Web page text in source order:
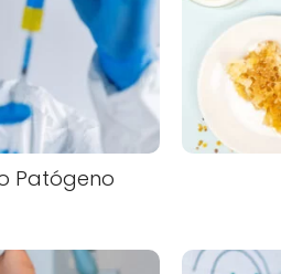
Patógeno